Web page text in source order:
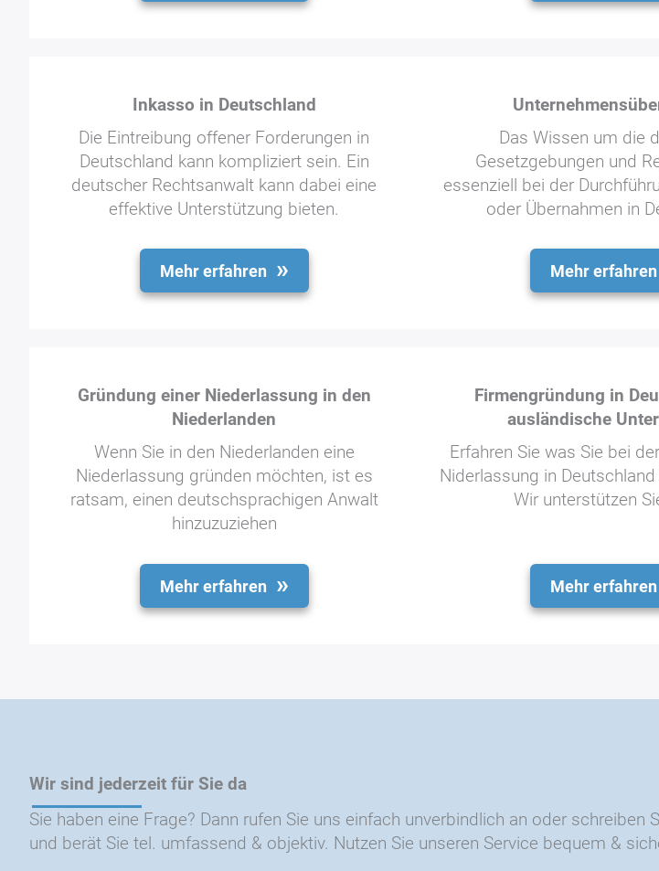
Inkasso in Deutschland
Die Eintreibung offener Forderungen in
Deutschland kann kompliziert sein. Ein
deutscher Rechtsanwalt kann dabei eine
effektive Unterstützung bieten.
Mehr erfahren
Das Wissen um die
Gesetzgebungen und
essenziell bei der
oder Übernahmen in
Mehr erfahren
Gründung einer Niederlassung in den
Niederlanden
Wenn Sie in den Niederlanden eine
Niederlassung gründen möchten, ist es
ratsam, einen deutschsprachigen Anwalt
hinzuzuziehen
Mehr erfahren
Firmengründung in
ausländische
Erfahren Sie was Sie bei
Niderlassung in
Wir unterstützen
Mehr erfahren
Wir sind jederzeit für Sie da
Sie haben eine Frage? Dann rufen Sie uns einfach unverbindlich an oder
und berät Sie tel. umfassend & objektiv. Nutzen Sie unseren Service bequem &